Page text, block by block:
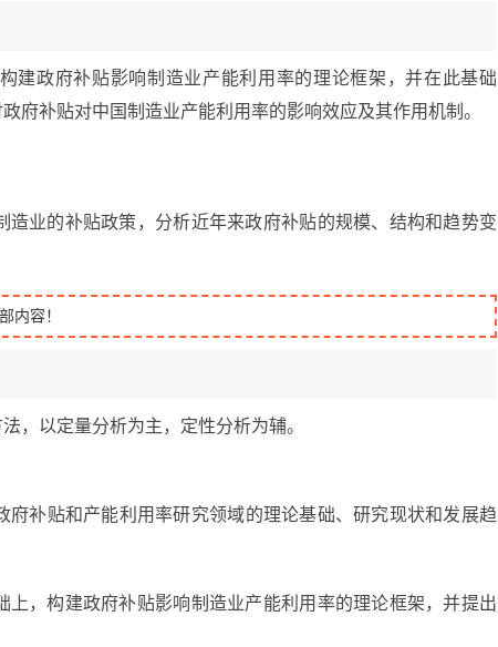
建政府补贴影响制造业产能利用率的理论框架，并在此基础
府补贴对中国制造业产能利用率的影响效应及其作用机制。
业的补贴政策，分析近年来政府补贴的规模、结构和趋势变
内容！
，以定量分析为主，定性分析为辅。
补贴和产能利用率研究领域的理论基础、研究现状和发展趋
，构建政府补贴影响制造业产能利用率的理论框架，并提出